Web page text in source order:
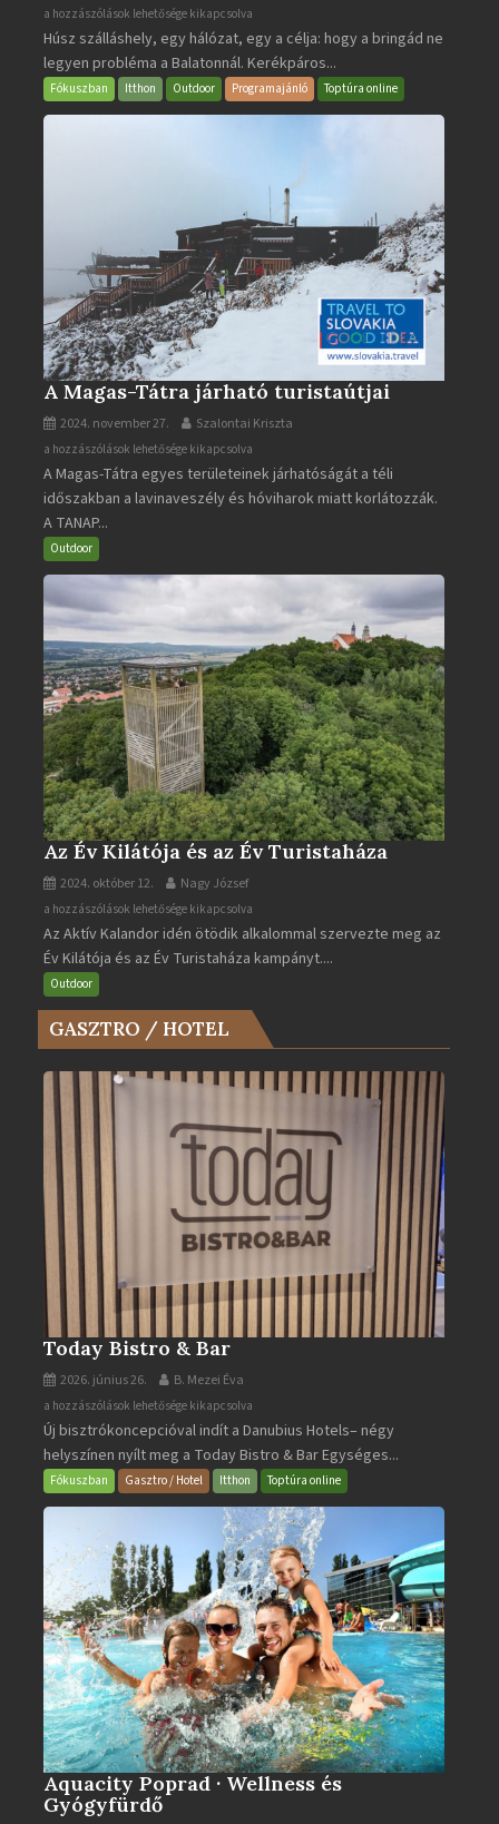
BalatonBIKE365
bejegyzéshez
a hozzászólások lehetősége kikapcsolva
Húsz szálláshely, egy hálózat, egy a célja: hogy a bringád ne
legyen probléma a Balatonnál. Kerékpáros...
Fókuszban Itthon Outdoor Programajánló Toptúra online
A Magas-Tátra járható turistaútjai
2024. november 27. Szalontai Kriszta
A
Magas-
Tátra
járható
turistaútjai
a hozzászólások lehetősége kikapcsolva
A Magas-Tátra egyes területeinek járhatóságát a téli
időszakban a lavinaveszély és hóviharok miatt korlátozzák.
A TANAP...
Outdoor
Az Év Kilátója és az Év Turistaháza
2024. október 12. Nagy József
Az
Év
Kilátója
és
az
Év
bejegyzéshez
a hozzászólások lehetősége kikapcsolva
Az Aktív Kalandor idén ötödik alkalommal szervezte meg az
Év Kilátója és az Év Turistaháza kampányt....
Outdoor
GASZTRO / HOTEL
Today Bistro & Bar
2026. június 26. B. Mezei Éva
Today
Bistro
&
Bar
bejegyzéshez
a hozzászólások lehetősége kikapcsolva
Új bisztrókoncepcióval indít a Danubius Hotels– négy
helyszínen nyílt meg a Today Bistro & Bar Egységes...
Fókuszban Gasztro / Hotel Itthon Toptúra online
Aquacity Poprad · Wellness és
Gyógyfürdő